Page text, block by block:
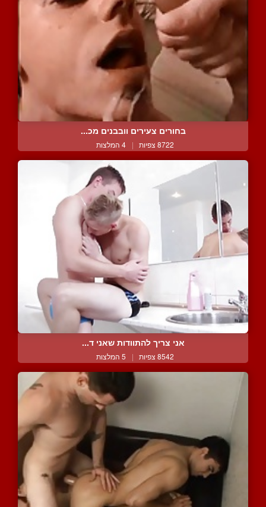
בחורים צעירים וובבנים מכ...
8722 צפיות | 4 המלצות
אני צריך להתוודות שאני ד...
8542 צפיות | 5 המלצות